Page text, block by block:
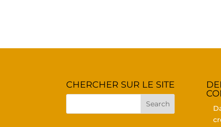
CHER­CHER SUR LE SITE